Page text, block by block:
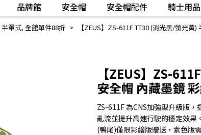
品牌館 安全帽 安全帽配件 騎士用品
半罩式, 全館單件88折 【ZEUS】ZS-611F TT30 (消光黑/螢光
【ZEUS】ZS-
安全帽 內藏墨鏡
ZS-611F 為CNS加強型升級版
亂流並提升高速行駛的穩定效
(鴨尾)僅限彩繪版贈送，素色版